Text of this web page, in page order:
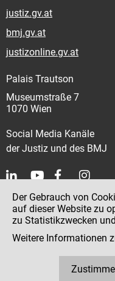
justiz.gv.at
bmj.gv.at
justizonline.gv.at
Palais Trautson
Museumstraße 7
1070 Wien
Social Media Kanäle
der Justiz und des BMJ
Kontakt
Impressum
Datenschutz
Der Gebrauch von
auf dieser Website zu
zu Statistikzwecken
Weitere Informationen